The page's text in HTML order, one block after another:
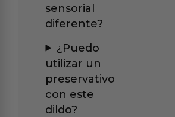
sensorial
diferente?
¿Puedo
utilizar un
preservativo
con este
dildo?